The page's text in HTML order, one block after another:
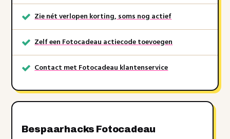
Zie nét verlopen korting, soms nog actief
Zelf een Fotocadeau actiecode toevoegen
Contact met Fotocadeau klantenservice
Bespaarhacks Fotocadeau